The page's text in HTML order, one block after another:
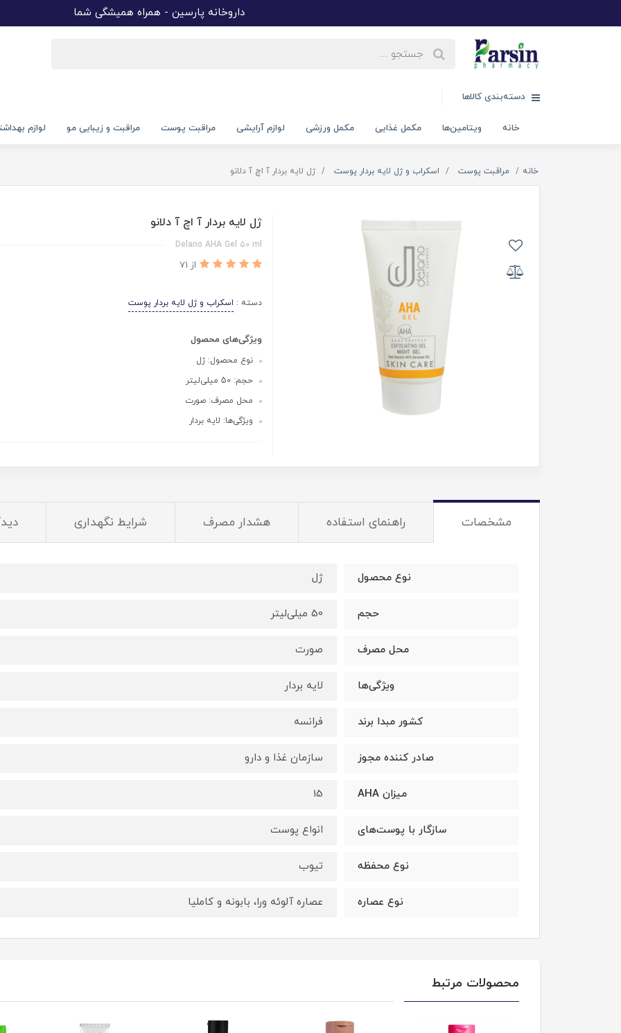
داروخانه پارسین - همراه همیشگی شما
دسته‌بندی کالاها
خانه ویتامین‌ها مکمل غذایی مکمل ورزشی لوازم آرایشی مراقبت پوست مراقبت و زیبایی مو لوازم
خانه مراقبت پوست اسکراب و ژل لایه بردار پوست ژل لایه بردار آ اچ آ دلانو
ژل لایه بردار آ اچ آ دلانو
Delano AHA Gel ۵۰ ml
از 71
دسته : اسکراب و ژل لایه بردار پوست
ویژگی‌های محصول
نوع محصول: ژل
حجم: 50 میلی‌لیتر
محل مصرف: صورت
ویژگی‌ها: لایه بردار
مشخصات راهنمای استفاده هشدار مصرف شرایط نگهداری
نوع محصول ژل
حجم 50 میلی‌لیتر
محل مصرف صورت
ویژگی‌ها لایه بردار
کشور مبدا برند فرانسه
صادر کننده مجوز سازمان غذا و دارو
میزان AHA 15
سازگار با پوست‌های انواع پوست
نوع محفظه تیوب
نوع عصاره عصاره آلوئه ورا، بابونه و کاملیا
محصولات مرتبط